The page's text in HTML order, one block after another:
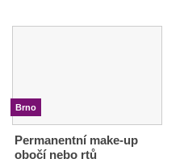
Brno
Permanentní make-up
obočí nebo rtů